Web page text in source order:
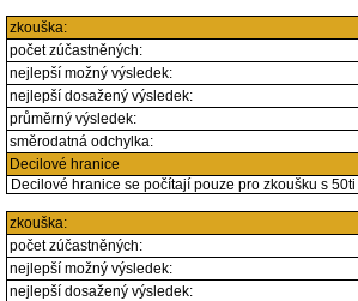
zkouška:
počet zúčastněných:
nejlepší možný výsledek:
nejlepší dosažený výsledek:
průměrný výsledek:
směrodatná odchylka:
Decilové hranice
Decilové hranice se počítají pouze pro zkoušku s
zkouška:
počet zúčastněných:
nejlepší možný výsledek:
nejlepší dosažený výsledek: